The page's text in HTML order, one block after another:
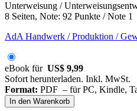
Unterweisung /
8 Seiten, Note: 92 Punkte / Note 1
AdA Handwerk / Produktion /
eBook für US$ 9,99
Sofort herunterladen. Inkl. MwSt.
Format: PDF – für PC, Kindle,
In den Warenkorb